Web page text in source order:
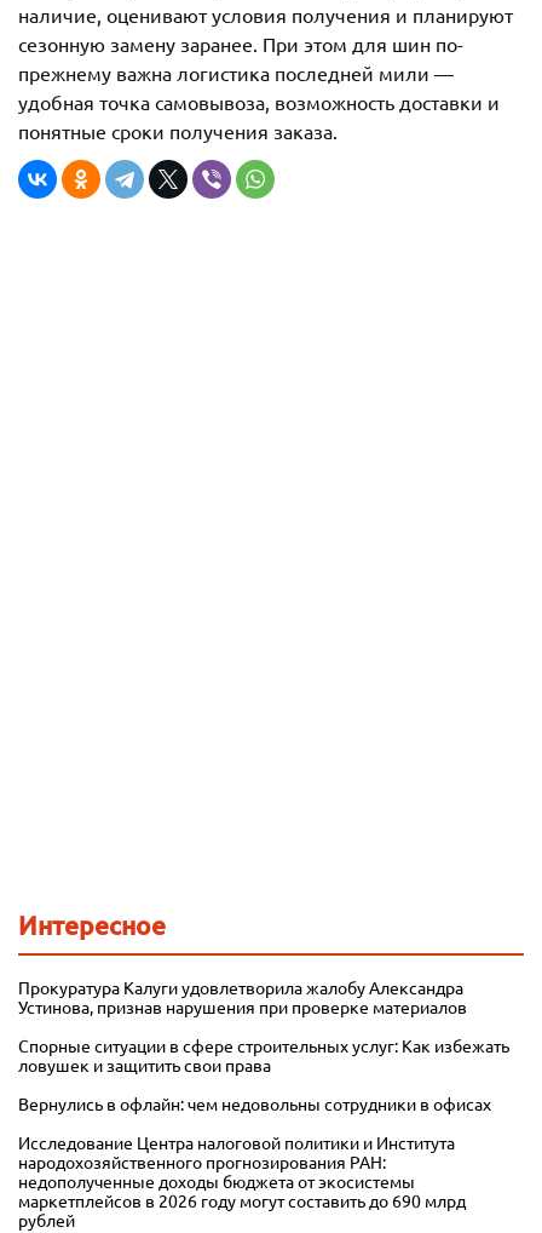
наличие, оценивают условия получения и планируют
сезонную замену заранее. При этом для шин по-
прежнему важна логистика последней мили —
удобная точка самовывоза, возможность доставки и
понятные сроки получения заказа.
Интересное
Прокуратура Калуги удовлетворила жалобу Александра
Устинова, признав нарушения при проверке материалов
Спорные ситуации в сфере строительных услуг: Как избежать
ловушек и защитить свои права
Вернулись в офлайн: чем недовольны сотрудники в офисах
Исследование Центра налоговой политики и Института
народохозяйственного прогнозирования РАН:
недополученные доходы бюджета от экосистемы
маркетплейсов в 2026 году могут составить до 690 млрд
рублей